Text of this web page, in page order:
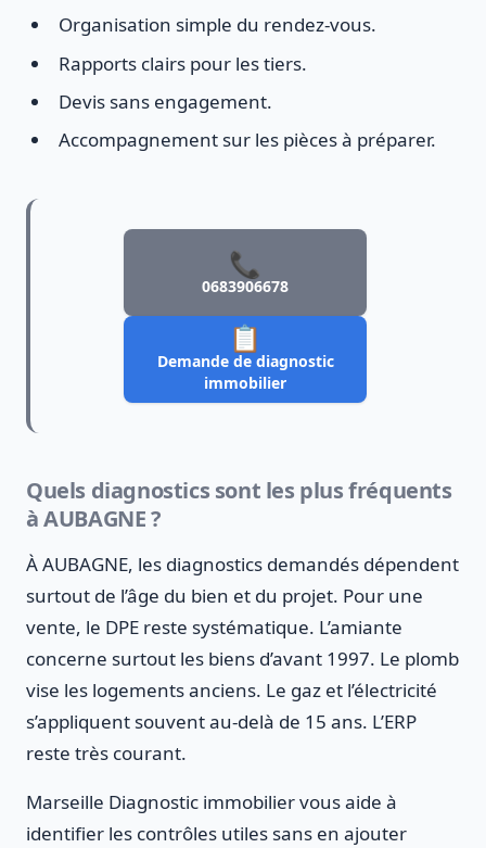
Organisation simple du rendez-vous.
Rapports clairs pour les tiers.
Devis sans engagement.
Accompagnement sur les pièces à préparer.
📞
0683906678
📋
Demande de diagnostic
immobilier
Quels diagnostics sont les plus fréquents
à AUBAGNE ?
À AUBAGNE, les diagnostics demandés dépendent
surtout de l’âge du bien et du projet. Pour une
vente, le DPE reste systématique. L’amiante
concerne surtout les biens d’avant 1997. Le plomb
vise les logements anciens. Le gaz et l’électricité
s’appliquent souvent au-delà de 15 ans. L’ERP
reste très courant.
Marseille Diagnostic immobilier vous aide à
identifier les contrôles utiles sans en ajouter